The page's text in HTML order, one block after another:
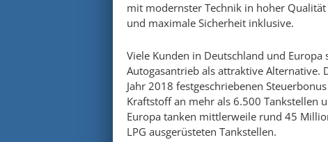
mit modernster Technik in hoher
und maximale Sicherheit inklusive.
Viele Kunden in Deutschland und Europa
Autogasantrieb als attraktive Alternative.
Jahr 2018 festgeschriebenen
Kraftstoff an mehr als 6.500 Tankstellen
Europa tanken mittlerweile rund 45
LPG ausgerüsteten Tankstellen.